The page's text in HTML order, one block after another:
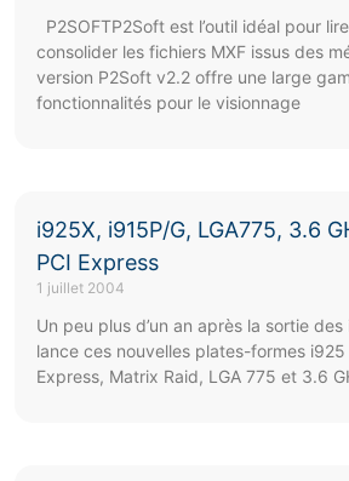
P2SOFTP2Soft est l’outil idéal pour
consolider les fichiers MXF issus des
version P2Soft v2.2 offre une large
fonctionnalités pour le visionnage
i925X, i915P/G, LGA775, 3.6
PCI Express
1 juillet 2004
Un peu plus d’un an après la sortie
lance ces nouvelles plates-formes i925
Express, Matrix Raid, LGA 775 et 3.6